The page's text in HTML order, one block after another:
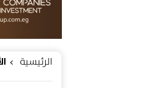
الرئيسية